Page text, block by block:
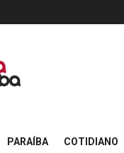
PARAÍBA COTIDIANO